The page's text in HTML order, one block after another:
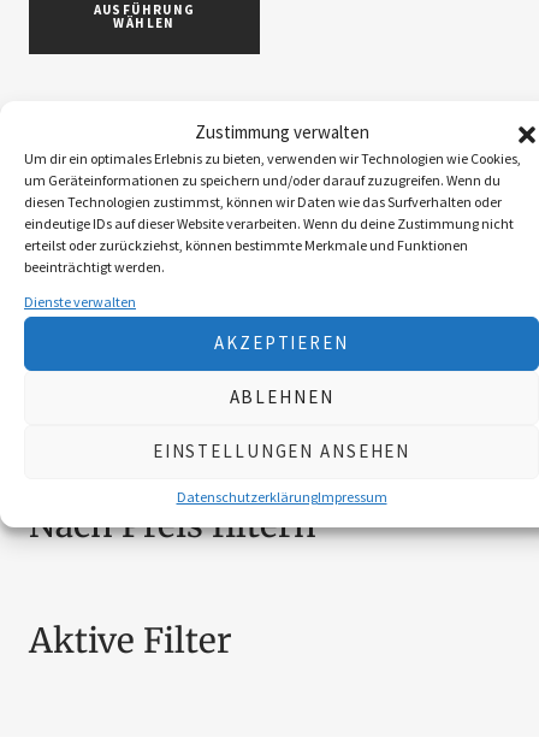
Zustimmung verwalten
Um dir ein optimales Erlebnis zu bieten, verwenden wir Technologien wie Cookies,
um Geräteinformationen zu speichern und/oder darauf zuzugreifen. Wenn du
diesen Technologien zustimmst, können wir Daten wie das Surfverhalten oder
eindeutige IDs auf dieser Website verarbeiten. Wenn du deine Zustimmung nicht
erteilst oder zurückziehst, können bestimmte Merkmale und Funktionen
beeinträchtigt werden.
Dienste verwalten
AKZEPTIEREN
ABLEHNEN
EINSTELLUNGEN ANSEHEN
DatenschutzerklärungImpressum
AUSFÜHRUNG
WÄHLEN
ABOS
1
ACCESSOIRES
5
BEKLEIDUNG
MESSER
4
SCHILDER NÖ-JAGDVERBAND
Nach Preis filtern
Aktive Filter